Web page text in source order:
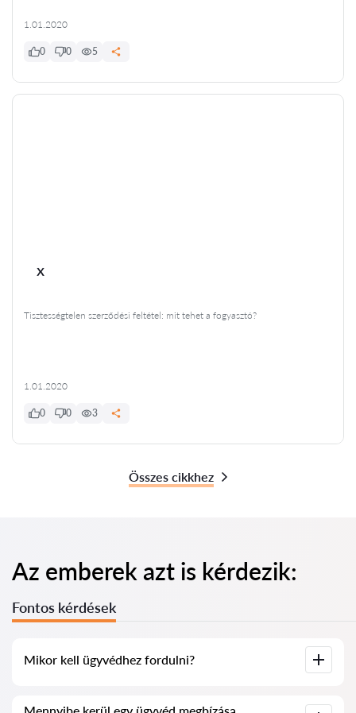
1.01.2020
0 0 5
x
Tisztességtelen szerződési feltétel: mit tehet a fogyasztó?
1.01.2020
0 0 3
Összes cikkhez
Az emberek azt is kérdezik:
Fontos kérdések
Mikor kell ügyvédhez fordulni?